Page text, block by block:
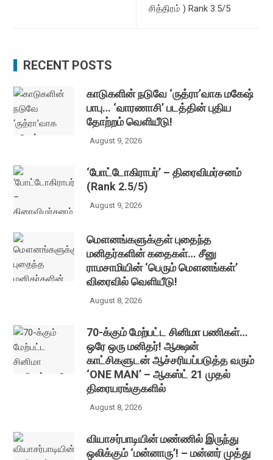
சித்திரம் ) Rank 3.5/5
RECENT POSTS
காடுகளின் நடுவே ‘ருத்ரா’வாக மகேஷ்
பாபு… ‘வாரணாசி’ படத்தின் புதிய
தோற்றம் வெளியீடு!
August 9, 2026
‘போட்டோகிராபர்’ – திரைவிமர்சனம்
(Rank 2.5/5)
August 9, 2026
மௌனங்களுக்குள் புதைந்த
மனிதர்களின் கதைகள்… சீனு
ராமசாமியின் ‘பெரும் மௌனங்கள்’
விரைவில் வெளியீடு!
August 8, 2026
70-க்கும் மேற்பட்ட சினிமா பணிகள்…
ஒரே ஒரு மனிதர்! ஆக்ஷன்
காட்சிகளுடன் ஆச்சரியப்படுத்த வரும்
‘ONE MAN’ – ஆகஸ்ட் 21 முதல்
திரையரங்குகளில்
August 8, 2026
வியாசர்பாடியின் மண்ணில் இருந்து
ஒலிக்கும் ‘மன்னாரு’! – மன்னர் முத்து